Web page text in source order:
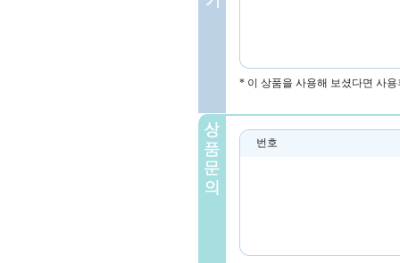
* 이 상품을 사용해 보셨다면 사
번호